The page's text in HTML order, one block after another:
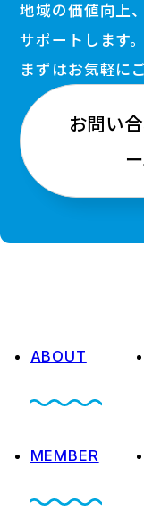
地域の価値向上
サポートします。
まずはお気軽に
お問い
ABOUT
MEMBER